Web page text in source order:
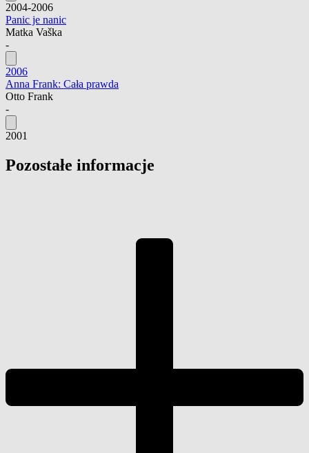
2004-2006
Panic je nanic
Matka Vaška
-
2006
Anna Frank: Cała prawda
Otto Frank
-
2001
Pozostałe informacje